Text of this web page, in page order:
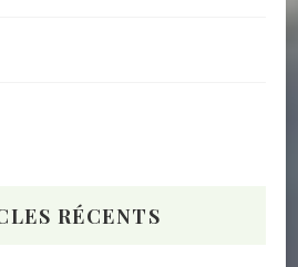
RÉCENTS